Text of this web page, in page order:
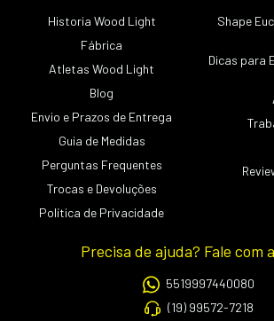
Historia Wood Light
Fábrica
Atletas Wood Light
Blog
Envio e Prazos de Entrega
Guia de Medidas
Perguntas Frequentes
Trocas e Devoluções
Política de Privacidade
Shape
Dicas para
Precisa de ajuda? Fale com
5519997440080
(19) 99572-7218